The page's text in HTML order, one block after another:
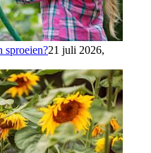
sproeien?21 juli 2026,